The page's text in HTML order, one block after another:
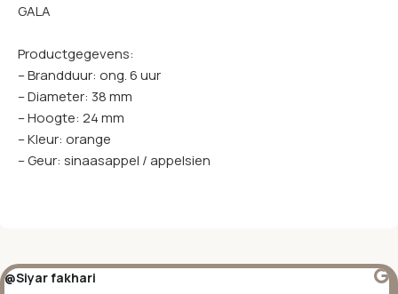
GALA
Productgegevens:
– Brandduur: ong. 6 uur
– Diameter: 38 mm
– Hoogte: 24 mm
– Kleur: orange
– Geur: sinaasappel / appelsien
@Siyar fakhari